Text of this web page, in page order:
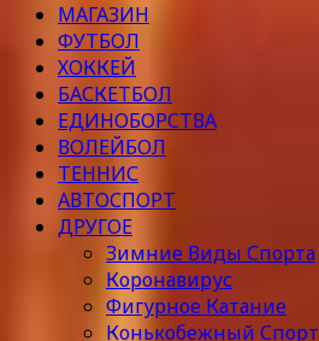
МАГАЗИН
ФУТБОЛ
ХОККЕЙ
БАСКЕТБОЛ
ЕДИНОБОРСТВА
ВОЛЕЙБОЛ
ТЕННИС
АВТОСПОРТ
ДРУГОЕ
Зимние Виды Спорта
Коронавирус
Фигурное Катание
Конькобежный Спорт